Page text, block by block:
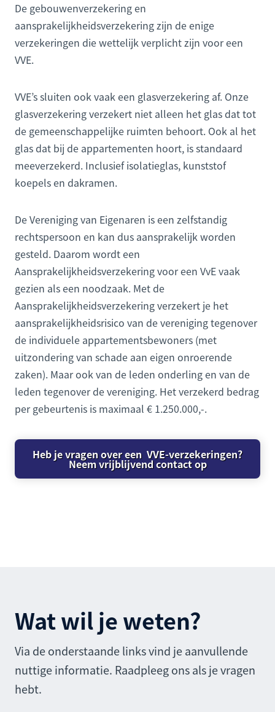
De gebouwenverzekering en
aansprakelijkheidsverzekering zijn de enige
verzekeringen die wettelijk verplicht zijn voor een
VVE.
VVE’s sluiten ook vaak een glasverzekering af. Onze
glasverzekering verzekert niet alleen het glas dat tot
de gemeenschappelijke ruimten behoort. Ook al het
glas dat bij de appartementen hoort, is standaard
meeverzekerd. Inclusief isolatieglas, kunststof
koepels en dakramen.
De Vereniging van Eigenaren is een zelfstandig
rechtspersoon en kan dus aansprakelijk worden
gesteld. Daarom wordt een
Aansprakelijkheidsverzekering voor een VvE vaak
gezien als een noodzaak. Met de
Aansprakelijkheidsverzekering verzekert je het
aansprakelijkheidsrisico van de vereniging tegenover
de individuele appartementsbewoners (met
uitzondering van schade aan eigen onroerende
zaken). Maar ook van de leden onderling en van de
leden tegenover de vereniging. Het verzekerd bedrag
per gebeurtenis is maximaal € 1.250.000,-.
Heb je vragen over een VVE-verzekeringen?
Neem vrijblijvend contact op
Wat wil je weten?
Via de onderstaande links vind je aanvullende
nuttige informatie. Raadpleeg ons als je vragen
hebt.